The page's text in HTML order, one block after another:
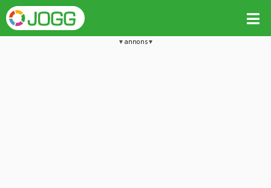
annons